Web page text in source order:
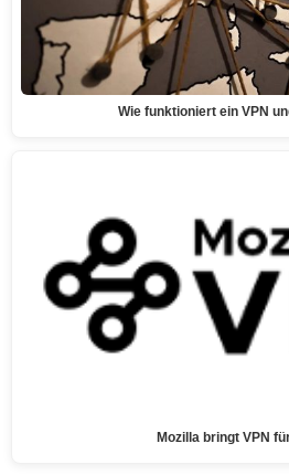
Wie funktioniert ein VPN
Mozilla bringt VPN